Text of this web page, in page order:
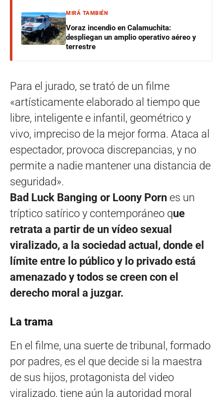
MIRÁ TAMBIÉN
Voraz incendio en Calamuchita:
despliegan un amplio operativo aéreo y
terrestre
Para el jurado, se trató de un filme
«artísticamente elaborado al tiempo que
libre, inteligente e infantil, geométrico y
vivo, impreciso de la mejor forma. Ataca al
espectador, provoca discrepancias, y no
permite a nadie mantener una distancia de
seguridad».
Bad Luck Banging or Loony Porn es un
tríptico satírico y contemporáneo que
retrata a partir de un vídeo sexual
viralizado, a la sociedad actual, donde el
límite entre lo público y lo privado está
amenazado y todos se creen con el
derecho moral a juzgar.
La trama
En el filme, una suerte de tribunal, formado
por padres, es el que decide si la maestra
de sus hijos, protagonista del video
viralizado, tiene aún la autoridad moral